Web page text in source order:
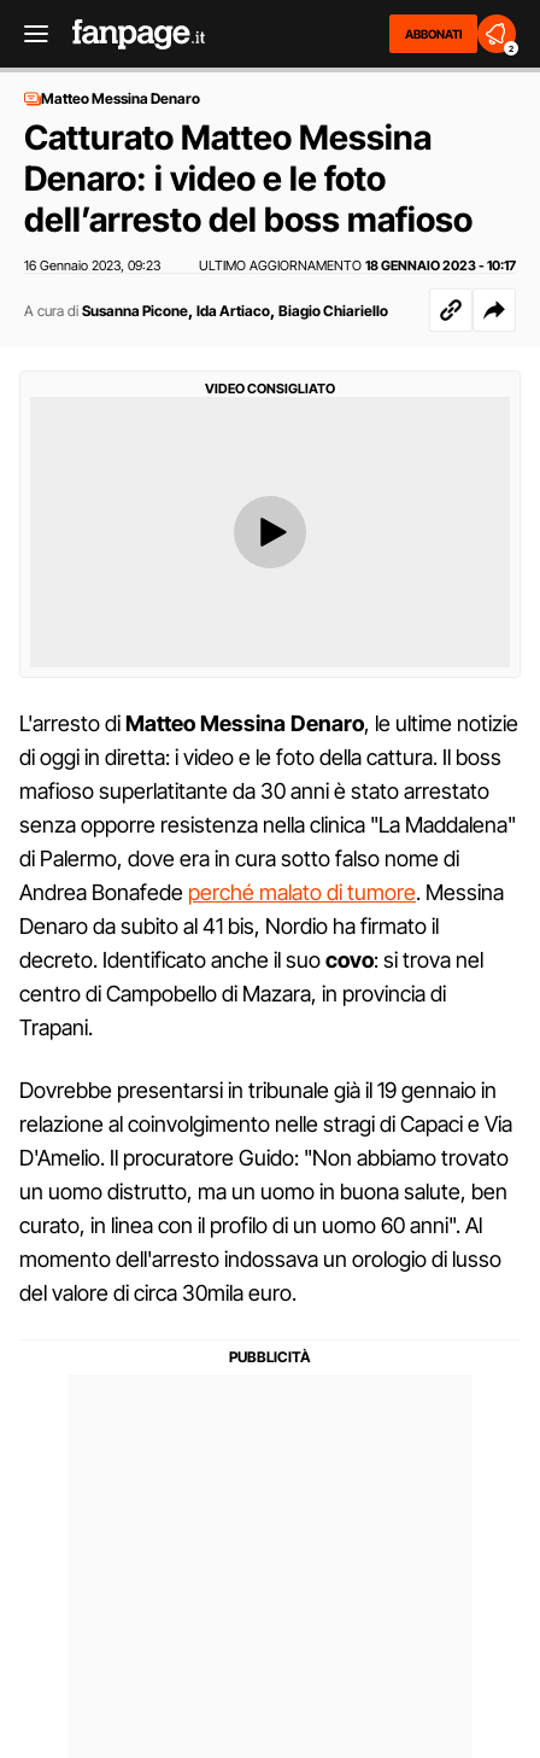
ABBONATI
2
Matteo Messina Denaro
Catturato Matteo Messina
Denaro: i video e le foto
dell’arresto del boss mafioso
16 Gennaio 2023 09:23 ULTIMO AGGIORNAMENTO 18 GENNAIO 2023 - 10:17
A cura di Susanna Picone, Ida Artiaco, Biagio Chiariello
VIDEO CONSIGLIATO
L'arresto diMatteo Messina Denaro, le ultime notizie
di oggi in diretta: i video e le foto della cattura. Il boss
mafioso superlatitante da 30 anni è stato arrestato
senza opporre resistenza nella clinica "La Maddalena"
di Palermo, dove era in cura sotto falso nome di
Andrea Bonafede perché malato di tumore. Messina
Denaro da subito al 41 bis, Nordio ha firmato il
decreto. Identificato anche il suocovo: si trova nel
centro di Campobello di Mazara, in provincia di
Trapani.
Dovrebbe presentarsi in tribunale già il 19 gennaio in
relazione al coinvolgimento nelle stragi di Capaci e Via
D'Amelio. Il procuratore Guido: "Non abbiamo trovato
un uomo distrutto, ma un uomo in buona salute, ben
curato, in linea con il profilo di un uomo 60 anni". Al
momento dell'arresto indossava un orologio di lusso
del valore di circa 30mila euro.